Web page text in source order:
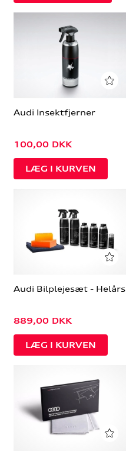
Audi Insektfjerner
100,00 DKK
Audi Bilplejesæt - Helårs
889,00 DKK